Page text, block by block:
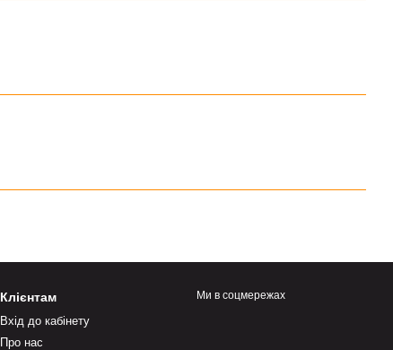
Клієнтам
Вхід до кабінету
Про нас
Ми в соцмережах